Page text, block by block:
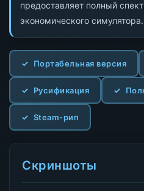
предоставляет полный
экономического симулятора.
Портабельная версия
Русификация
Steam-рип
Скриншоты